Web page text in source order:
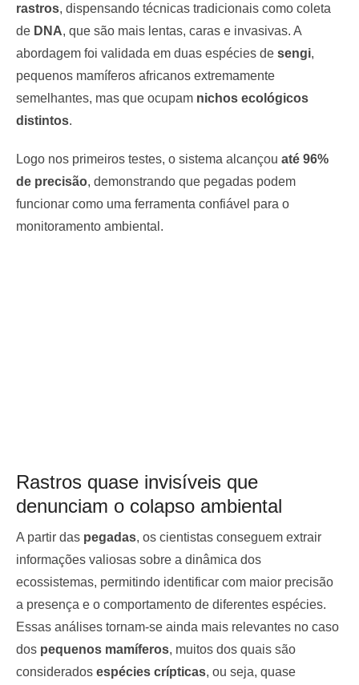
rastros, dispensando técnicas tradicionais como coleta
de DNA, que são mais lentas, caras e invasivas. A
abordagem foi validada em duas espécies de sengi,
pequenos mamíferos africanos extremamente
semelhantes, mas que ocupam nichos ecológicos
distintos.
Logo nos primeiros testes, o sistema alcançou até 96%
de precisão, demonstrando que pegadas podem
funcionar como uma ferramenta confiável para o
monitoramento ambiental.
Rastros quase invisíveis que
denunciam o colapso ambiental
A partir das pegadas, os cientistas conseguem extrair
informações valiosas sobre a dinâmica dos
ecossistemas, permitindo identificar com maior precisão
a presença e o comportamento de diferentes espécies.
Essas análises tornam-se ainda mais relevantes no caso
dos pequenos mamíferos, muitos dos quais são
considerados espécies crípticas, ou seja, quase